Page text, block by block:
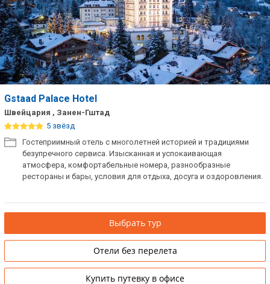
Gstaad Palace Hotel
Швейцария , Занен-Гштад
5 звёзд
Гостеприимный отель с многолетней историей и традициями
безупречного сервиса. Изысканная и успокаивающая
атмосфера, комфортабельные номера, разнообразные
рестораны и бары, условия для отдыха, досуга и оздоровления.
Выбрать тур
Отели без перелета
Купить путевку в офисе